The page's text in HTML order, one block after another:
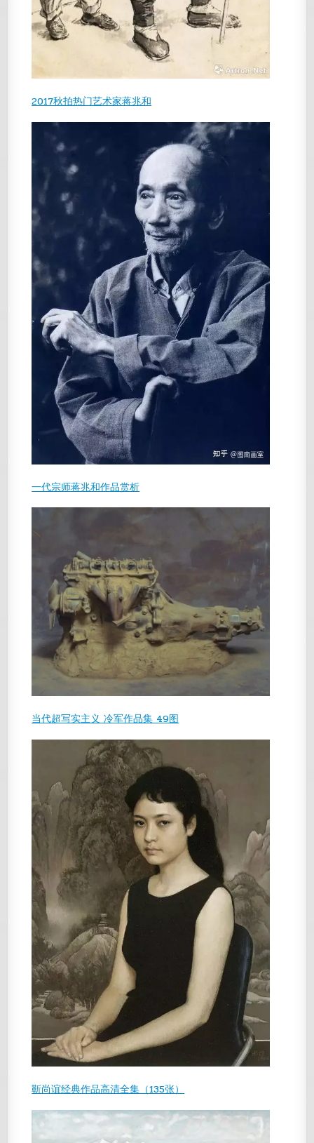
2017秋拍热门艺术家蒋兆和
一代宗师蒋兆和作品赏析
当代超写实主义 冷军作品集 49图
靳尚谊经典作品高清全集（135张）